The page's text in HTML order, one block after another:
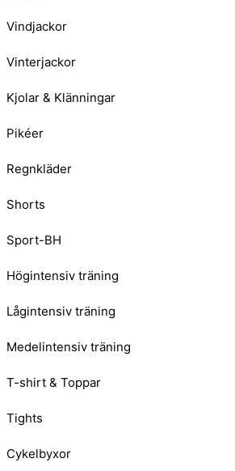
Vindjackor
Vinterjackor
Kjolar & Klänningar
Pikéer
Regnkläder
Shorts
Sport-BH
Högintensiv träning
Lågintensiv träning
Medelintensiv träning
T-shirt & Toppar
Tights
Cykelbyxor